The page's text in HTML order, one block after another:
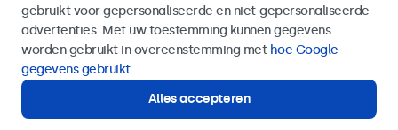
Verzenden
Of bel ons op
Hulp of advies nodig?
Direct contact met een specialist.
gebruikt voor gepersonaliseerde en niet-gepersonaliseerde
advertenties. Met uw toestemming kunnen gegevens
worden gebruikt in overeenstemming met hoe Google
gegevens gebruikt.
Alles accepteren